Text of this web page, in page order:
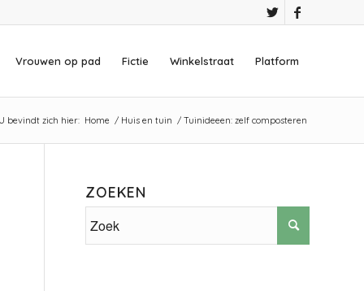
Vrouwen op pad Fictie Winkelstraat Platform
bevindt zich hier: Home / Huis en tuin / Tuinideeen: zelf composteren
ZOEKEN